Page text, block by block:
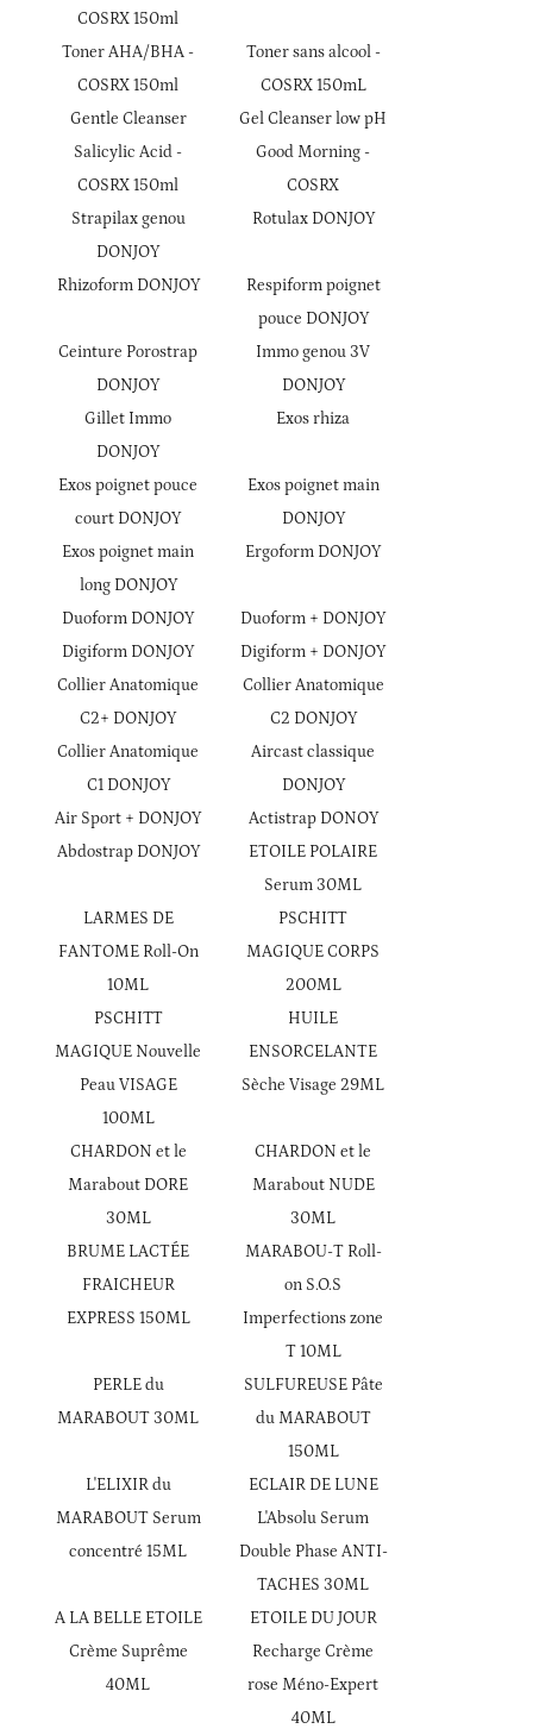
COSRX 150ml
Toner AHA/BHA -
COSRX 150ml
Toner sans alcool -
COSRX 150mL
Gentle Cleanser
Salicylic Acid -
COSRX 150ml
Gel Cleanser low pH
Good Morning -
COSRX
Strapilax genou
DONJOY
Rotulax DONJOY
Rhizoform DONJOY
Respiform poignet
pouce DONJOY
Ceinture Porostrap
DONJOY
Immo genou 3V
DONJOY
Gillet Immo
DONJOY
Exos rhiza
Exos poignet pouce
court DONJOY
Exos poignet main
DONJOY
Exos poignet main
long DONJOY
Ergoform DONJOY
Duoform DONJOY
Duoform + DONJOY
Digiform DONJOY
Digiform + DONJOY
Collier Anatomique
C2+ DONJOY
Collier Anatomique
C2 DONJOY
Collier Anatomique
C1 DONJOY
Aircast classique
DONJOY
Air Sport + DONJOY
Actistrap DONOY
Abdostrap DONJOY
ETOILE POLAIRE
Serum 30ML
LARMES DE
FANTOME Roll-On
10ML
PSCHITT
MAGIQUE CORPS
200ML
PSCHITT
MAGIQUE Nouvelle
Peau VISAGE
100ML
HUILE
ENSORCELANTE
Sèche Visage 29ML
CHARDON et le
Marabout DORE
30ML
CHARDON et le
Marabout NUDE
30ML
BRUME LACTÉE
FRAICHEUR
EXPRESS 150ML
MARABOU-T Roll-
on S.O.S
Imperfections zone
T 10ML
PERLE du
MARABOUT 30ML
SULFUREUSE Pâte
du MARABOUT
150ML
L'ELIXIR du
MARABOUT Serum
concentré 15ML
ECLAIR DE LUNE
L'Absolu Serum
Double Phase ANTI-
TACHES 30ML
A LA BELLE ETOILE
Crème Suprême
40ML
ETOILE DU JOUR
Recharge Crème
rose Méno-Expert
40ML